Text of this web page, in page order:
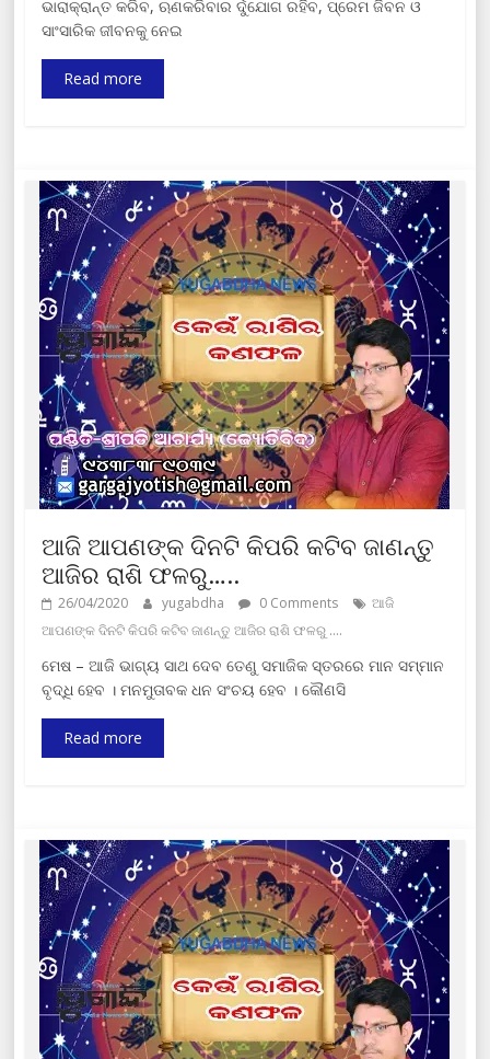
ଭାରାକ୍ରାନ୍ତ କରିବ, ଋଣକରିବାର ର୍ଦୁଯୋଗ ରହିବ, ପ୍ରେମ ଜିବନ ଓ
ସାଂସାରିକ ଜୀବନକୁ ନେଇ
Read more
ଆଜି ଆପଣଙ୍କ ଦିନଟି କିପରି କଟିବ ଜାଣନ୍ତୁ
ଆଜିର ରାଶି ଫଳରୁ…..
26/04/2020 yugabdha 0 Comments
ଆଜି
ଆପଣଙ୍କ ଦିନଟି କିପରି କଟିବ ଜାଣନ୍ତୁ ଆଜିର ରାଶି ଫଳରୁ ....
ମେଷ – ଆଜି ଭାଗ୍ୟ ସାଥ ଦେବ ତେଣୁ ସମାଜିକ ସ୍ତରରେ ମାନ ସମ୍ମାନ
ବୃଦ୍ଧି ହେବ । ମନମୁତାବକ ଧନ ସଂଚୟ ହେବ । କୌଣସି
Read more